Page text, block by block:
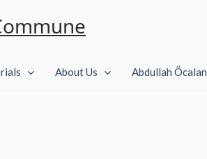
About Us Abdullah Öcalan